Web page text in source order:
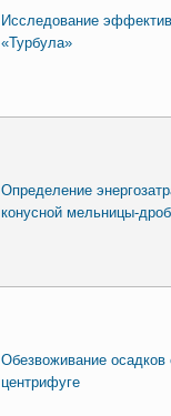
Исследование
«Турбула»
Определение
конусной мельницы-
Обезвоживание
центрифуге